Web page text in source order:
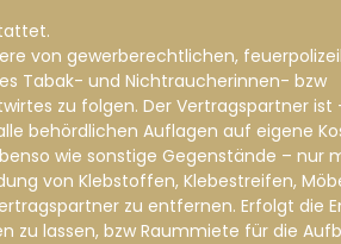
von gewerberechtlichen,
Tabak- und Nichtraucherinnen- bzw
zu folgen. Der Vertragspartner ist
behördlichen Auflagen auf eigene
wie sonstige Gegenstände – nur
von Klebstoffen, Klebestreifen,
zu entfernen. Erfolgt die
zu lassen, bzw Raummiete für die